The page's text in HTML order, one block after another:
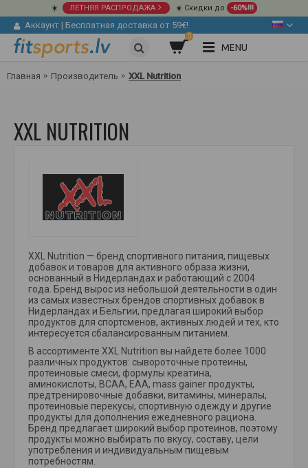
☀️ ЛЕТНЯЯ РАСПРОДАЖА ☀️ Скидки до -60%!!!
Аккаунт | Бесплатная доставка от 59€!
0
MENU
Главная Производитель XXL Nutrition
XXL NUTRITION
XXL Nutrition — бренд спортивного питания, пищевых
добавок и товаров для активного образа жизни,
основанный в Нидерландах и работающий с 2004
года. Бренд вырос из небольшой деятельности в один
из самых известных брендов спортивных добавок в
Нидерландах и Бельгии, предлагая широкий выбор
продуктов для спортсменов, активных людей и тех, кто
интересуется сбалансированным питанием.
В ассортименте XXL Nutrition вы найдете более 1000
различных продуктов: сывороточные протеины,
протеиновые смеси, формулы креатина,
аминокислоты, BCAA, EAA, mass gainer продукты,
предтренировочные добавки, витамины, минералы,
протеиновые перекусы, спортивную одежду и другие
продукты для дополнения ежедневного рациона.
Бренд предлагает широкий выбор протеинов, поэтому
продукты можно выбирать по вкусу, составу, цели
употребления и индивидуальным пищевым
потребностям.